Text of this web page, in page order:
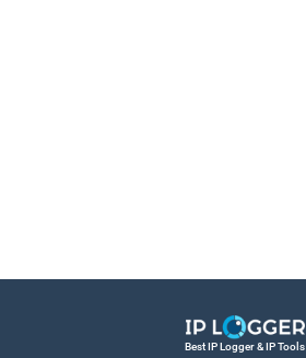
Best IP Logger & IP Tools